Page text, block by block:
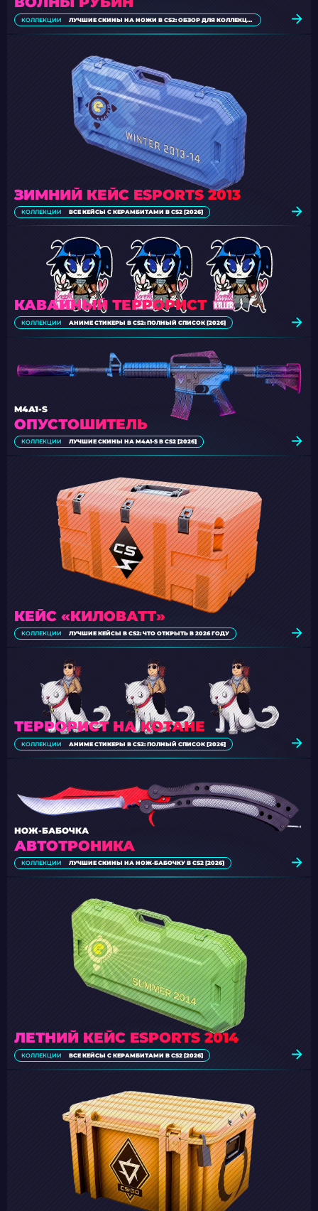
КОЛЛЕКЦИИ ЛУЧШИЕ СКИНЫ НА НОЖИ В CS2: ОБЗОР ДЛЯ КОЛЛЕКЦИОНЕРОВ [2026]
ЗИМНИЙ КЕЙС ESPORTS 2013
КОЛЛЕКЦИИ ВСЕ КЕЙСЫ С КЕРАМБИТАМИ В CS2 [2026]
КАВАЙНЫЙ ТЕРРОРИСТ
КОЛЛЕКЦИИ АНИМЕ СТИКЕРЫ В CS2: ПОЛНЫЙ СПИСОК [2026]
ОПУСТОШИТЕЛЬ
M4A1-S
КОЛЛЕКЦИИ ЛУЧШИЕ СКИНЫ НА M4A1-S В CS2 [2026]
КЕЙС «КИЛОВАТТ»
КОЛЛЕКЦИИ ЛУЧШИЕ КЕЙСЫ В CS2: ЧТО ОТКРЫТЬ В 2026 ГОДУ
ТЕРРОРИСТ НА КОТАНЕ
КОЛЛЕКЦИИ АНИМЕ СТИКЕРЫ В CS2: ПОЛНЫЙ СПИСОК [2026]
АВТОТРОНИКА
НОЖ-БАБОЧКА
КОЛЛЕКЦИИ ЛУЧШИЕ СКИНЫ НА НОЖ-БАБОЧКУ В CS2 [2026]
ЛЕТНИЙ КЕЙС ESPORTS 2014
КОЛЛЕКЦИИ ВСЕ КЕЙСЫ С КЕРАМБИТАМИ В CS2 [2026]